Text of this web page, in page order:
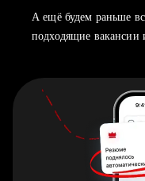
А ещё будем раньше
подходящие вакансии